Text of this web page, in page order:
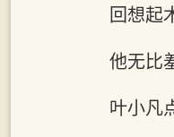
回想起
他无比
叶小凡